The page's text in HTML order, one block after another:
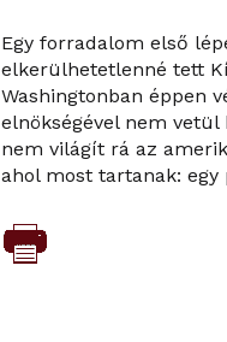
Egy forradalom első
elkerülhetetlenné tett
Washingtonban éppen
elnökségével nem
nem világít rá az
ahol most tartanak: